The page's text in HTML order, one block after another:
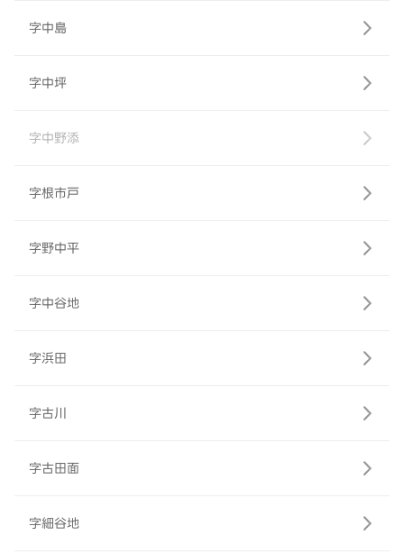
字中島
字中坪
字中野添
字根市戸
字野中平
字中谷地
字浜田
字古川
字古田面
字細谷地